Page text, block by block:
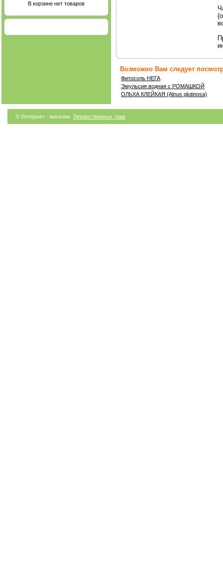
В корзине нет товаров
Возможно Вам следует
Фитосоль НЕГА
Эмульсия водная с РОМАШКОЙ
ОЛЬХА КЛЕЙКАЯ (Alnus glutinosa)
© Интернет - магазин Лекарственных трав